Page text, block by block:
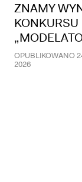
ZNAMY
KONKURSU
OPUBLIKOWANO
2026